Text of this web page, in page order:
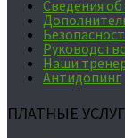
Сведения
Наши
Антидопинг
ПЛАТНЫЕ